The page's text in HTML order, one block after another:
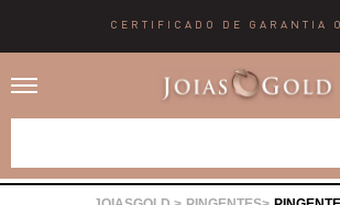
CERTIFICADO DE GARANTIA